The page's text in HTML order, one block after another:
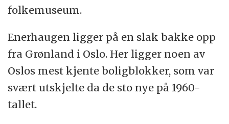
Enerhaugen: Fra slum til moderne boideal
Hvis du har et tips om en historie fra Oslos
historie som bør fortelles, send en mail til
journalist Lasse Biørnstad:
lasse@forskning.no .
folkemuseum.
Enerhaugen ligger på en slak bakke opp
fra Grønland i Oslo. Her ligger noen av
Oslos mest kjente boligblokker, som var
svært utskjelte da de sto nye på 1960-
tallet.